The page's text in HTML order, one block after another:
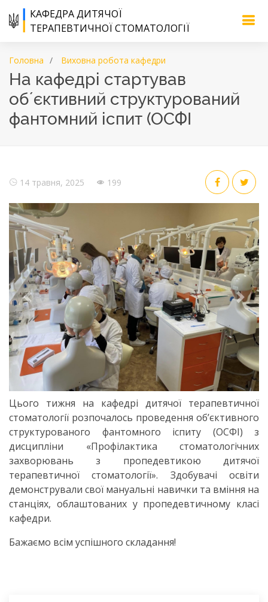
КАФЕДРА ДИТЯЧОЇ
ТЕРАПЕВТИЧНОЇ СТОМАТОЛОГІЇ
Головна Виховна робота кафедри
На кафедрі стартував
обʼєктивний структурований
фантомний іспит (ОСФІ
14 травня, 2025 199
Previous Next
Цього тижня на кафедрі дитячої терапевтичної
стоматології розпочалось проведення обʼєктивного
структурованого фантомного іспиту (ОСФІ) з
дисципліни «Профілактика стоматологічних
захворювань з пропедевтикою дитячої
терапевтичної стоматології». Здобувачі освіти
демонстрували свої мануальні навички та вміння на
станціях, облаштованих у пропедевтичному класі
кафедри.
Бажаємо всім успішного складання!